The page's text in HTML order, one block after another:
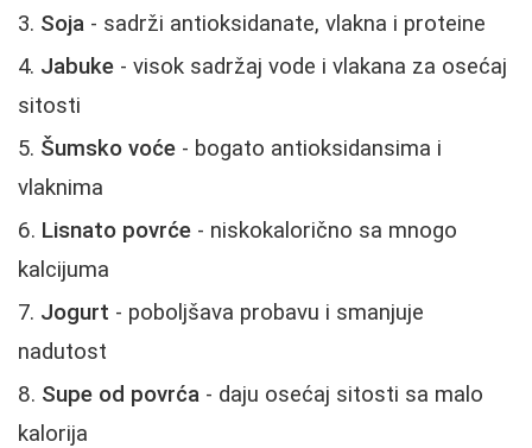
Soja - sadrži antioksidanate, vlakna i proteine
Jabuke - visok sadržaj vode i vlakana za osećaj
sitosti
Šumsko voće - bogato antioksidansima i
vlaknima
Lisnato povrće - niskokalorično sa mnogo
kalcijuma
Jogurt - poboljšava probavu i smanjuje
nadutost
Supe od povrća - daju osećaj sitosti sa malo
kalorija